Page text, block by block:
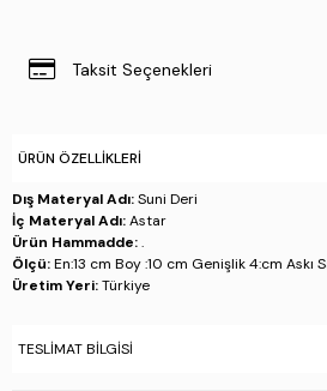
Taksit Seçenekleri
ÜRÜN ÖZELLIKLERI
Dış Materyal Adı:Suni Deri
İç Materyal Adı:Astar
Ürün Hammadde:.
Ölçü:En:13 cm Boy :10 cm Genişlik 4:cm Askı
Üretim Yeri:Türkiye
TESLIMAT BILGISI